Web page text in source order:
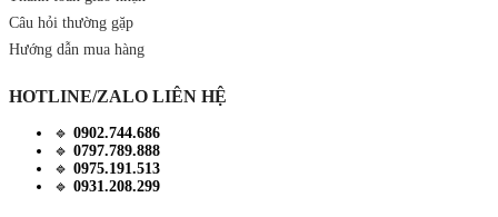
Câu hỏi thường gặp
Hướng dẫn mua hàng
HOTLINE/ZALO LIÊN HỆ
🔹 0902.744.686
🔹 0797.789.888
🔹 0975.191.513
🔹 0931.208.299